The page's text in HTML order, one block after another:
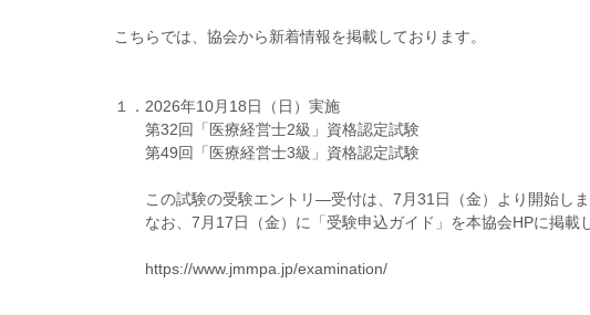
こちらでは、協会から新着情報を掲載しております。
１．2026年10月18日（日）実施
第32回「医療経営士2級」資格認定試験
第49回「医療経営士3級」資格認定試験
この試験の受験エントリ―受付は、7月31日（金）より開始しま
なお、7月17日（金）に「受験申込ガイド」を本協会HPに掲載し
https://www.jmmpa.jp/examination/